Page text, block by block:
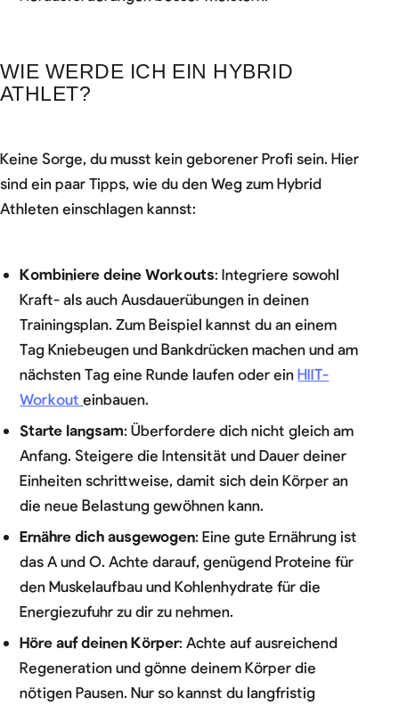
WIE WERDE ICH EIN HYBRID
ATHLET?
Keine Sorge, du musst kein geborener Profi sein. Hier
sind ein paar Tipps, wie du den Weg zum Hybrid
Athleten einschlagen kannst:
Kombiniere deine Workouts: Integriere sowohl
Kraft- als auch Ausdauerübungen in deinen
Trainingsplan. Zum Beispiel kannst du an einem
Tag Kniebeugen und Bankdrücken machen und am
nächsten Tag eine Runde laufen oder einHIIT-
Workouteinbauen.
Starte langsam: Überfordere dich nicht gleich am
Anfang. Steigere die Intensität und Dauer deiner
Einheiten schrittweise, damit sich dein Körper an
die neue Belastung gewöhnen kann.
Ernähre dich ausgewogen: Eine gute Ernährung ist
das A und O. Achte darauf, genügend Proteine für
den Muskelaufbau und Kohlenhydrate für die
Energiezufuhr zu dir zu nehmen.
Höre auf deinen Körper: Achte auf ausreichend
Regeneration und gönne deinem Körper die
nötigen Pausen. Nur so kannst du langfristig